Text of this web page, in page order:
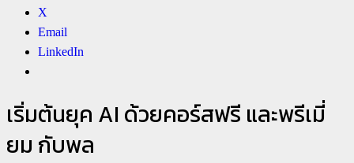
X
Email
LinkedIn
เริ่มต้นยุค AI ด้วยคอร์สฟรี และพรีเมี่
ยม กับพล